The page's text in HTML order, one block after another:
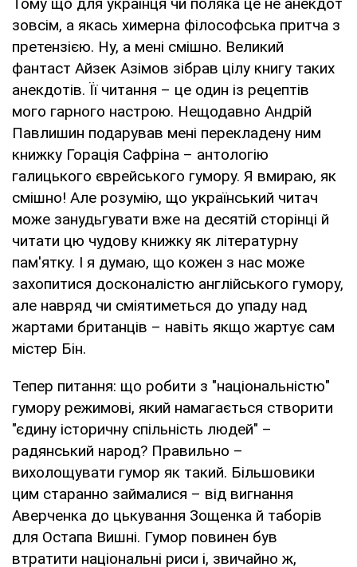
зовсім, а якась химерна філософська притча з
претензією. Ну, а мені смішно. Великий
фантаст Айзек Азімов зібрав цілу книгу таких
анекдотів. Її читання – це один із рецептів
мого гарного настрою. Нещодавно Андрій
Павлишин подарував мені перекладену ним
книжку Горація Сафріна – антологію
галицького єврейського гумору. Я вмираю, як
смішно! Але розумію, що український читач
може занудьгувати вже на десятій сторінці й
читати цю чудову книжку як літературну
пам'ятку. І я думаю, що кожен з нас може
захопитися досконалістю англійського гумору,
але навряд чи сміятиметься до упаду над
жартами британців – навіть якщо жартує сам
містер Бін.
Тепер питання: що робити з "національністю"
гумору режимові, який намагається створити
"єдину історичну спільність людей" –
радянський народ? Правильно –
вихолощувати гумор як такий. Більшовики
цим старанно займалися – від вигнання
Аверченка до цькування Зощенка й таборів
для Остапа Вишні. Гумор повинен був
втратити національні риси і, звичайно ж,